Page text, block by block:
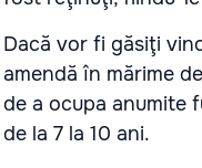
Dacă vor fi găsiţi
amendă în mărime
de a ocupa anumite
de la 7 la 10 ani.